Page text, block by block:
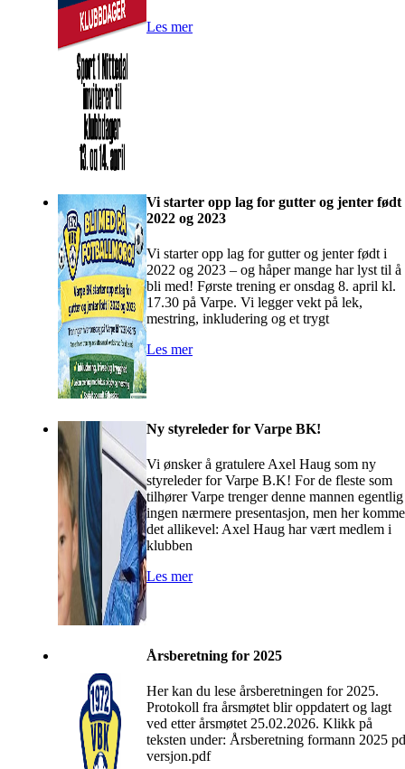
Les mer
Vi starter opp lag for gutter og jenter født
2022 og 2023
Vi starter opp lag for gutter og jenter født i
2022 og 2023 – og håper mange har lyst til å
bli med! Første trening er onsdag 8. april kl.
17.30 på Varpe. Vi legger vekt på lek,
mestring, inkludering og et trygt
Les mer
Ny styreleder for Varpe BK!
Vi ønsker å gratulere Axel Haug som ny
styreleder for Varpe B.K! For de fleste som
tilhører Varpe trenger denne mannen egentlig
ingen nærmere presentasjon, men her
det allikevel: Axel Haug har vært medlem i
klubben
Les mer
Årsberetning for 2025
Her kan du lese årsberetningen for 2025.
Protokoll fra årsmøtet blir oppdatert og lagt
ved etter årsmøtet 25.02.2026. Klikk på
teksten under: Årsberetning formann 2025
versjon.pdf